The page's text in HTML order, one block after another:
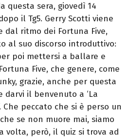
questa sera, giovedì 14
il Tg5. Gerry Scotti viene
dal ritmo dei Fortuna Five,
al suo discorso introduttivo:
poi mettersi a ballare e
Five, che genere, come
grazie, anche per questa
darvi il benvenuto a ‘La
Che peccato che si è perso un
se non muore mai, siamo
volta, però, il quiz si trova ad